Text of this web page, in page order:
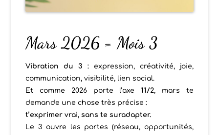
Mars 2026 = Mois 3
Vibration du 3 :expression, créativité, joie,
communication, visibilité, lien social.
Et comme 2026 porte l’axe11/2, mars te
demande une chose très précise :
t’exprimer vrai, sans te suradapter.
Le 3 ouvre les portes (réseau, opportunités,